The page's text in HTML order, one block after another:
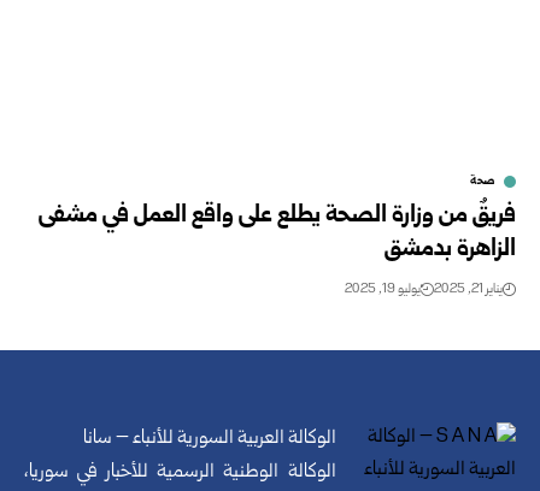
صحة
فريقٌ من وزارة الصحة يطلع على واقع العمل في مشفى
الزاهرة بدمشق
يناير 21, 2025 يوليو 19, 2025
الوكالة العربية السورية للأنباء – سانا
الوكالة الوطنية الرسمية للأخبار في سوريا،